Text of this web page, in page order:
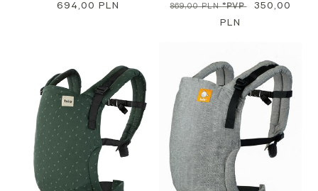
Preço
694,00 PLN
Preço
869,00 PLN*PVP
Preço
350,00
PLN